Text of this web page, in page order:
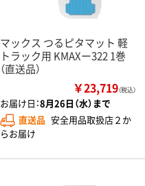
マックス つるピタマット 軽
トラック用 KMAXー322 1巻
（直送品）
￥23,719（税込）
お届け日：8月26日（水）まで
直送品 安全用品取扱店２か
らお届け